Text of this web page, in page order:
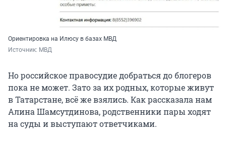
Ориентировка на Илюсу в базах МВД
Источник: МВД
Но российское правосудие добраться до блогеров
пока не может. Зато за их родных, которые живут
в Татарстане, всё же взялись. Как рассказала нам
Алина Шамсутдинова, родственники пары ходят
на суды и выступают ответчиками.